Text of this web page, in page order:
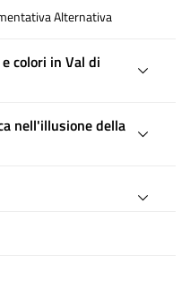
Alternativa
colori in Val di
nell'illusione della